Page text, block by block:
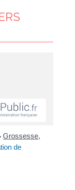
Grossesse,
de